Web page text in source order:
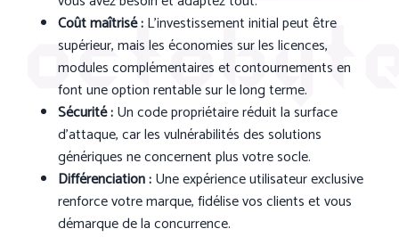
Coût maîtrisé :L’investissement initial peut être
supérieur, mais les économies sur les licences,
modules complémentaires et contournements en
font une option rentable sur le long terme.
Sécurité :Un code propriétaire réduit la surface
d’attaque, car les vulnérabilités des solutions
génériques ne concernent plus votre socle.
Différenciation :Une expérience utilisateur exclusive
renforce votre marque, fidélise vos clients et vous
démarque de la concurrence.